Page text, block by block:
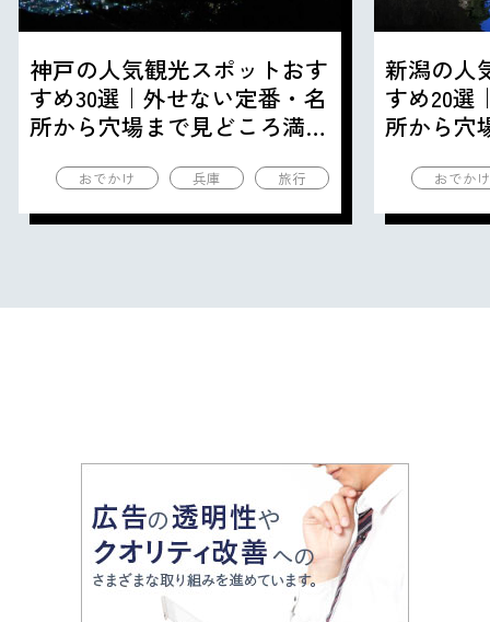
神戸の人気観光スポットおす
すめ30選｜外せない定番・名
所から穴場まで見どころ満載
おでかけ 兵庫 旅行
新潟の人
すめ20選
所から穴
おでか